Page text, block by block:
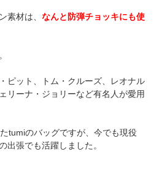
素材は、なんと防弾チョッキにも使
ピット、トム・クルーズ、レオナル
リーナ・ジョリーなど有名人が愛用
tumiのバッグですが、今でも現役
出張でも活躍しました。